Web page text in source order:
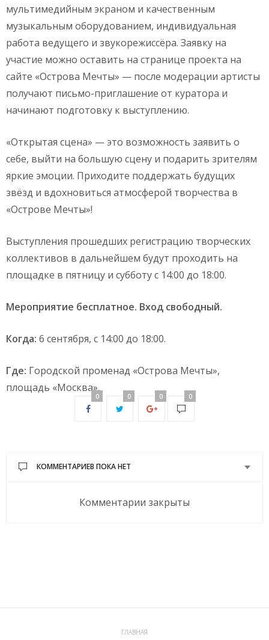
мультимедийным экраном и качественным
музыкальным оборудованием, индивидуальная
работа ведущего и звукорежиссёра. Заявку на
участие можно оставить на странице проекта на
сайте «Острова Мечты» — после модерации артисты
получают письмо-приглашение от куратора и
начинают подготовку к выступлению.
«Открытая сцена» — это возможность заявить о
себе, выйти на большую сцену и подарить зрителям
яркие эмоции. Приходите поддержать будущих
звёзд и вдохновиться атмосферой творчества в
«Острове Мечты»!
Выступления прошедших регистрацию творческих
коллективов в дальнейшем будут проходить на
площадке в пятницу и субботу с 14:00 до 18:00.
Мероприятие бесплатное. Вход свободный.
Когда: 6 сентября, с 14:00 до 18:00.
Где: Городской променад «Острова Мечты»,
площадь «Москва».
0 0 0 0
КОММЕНТАРИЕВ ПОКА НЕТ
Комментарии закрыты
ГЛАВНАЯ